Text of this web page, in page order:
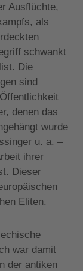
Ausflüchte,
als
schwankt
Die
sind
denen das
wurde
u. a. –
ihrer
Dieser
Eliten.
war damit
der antiken